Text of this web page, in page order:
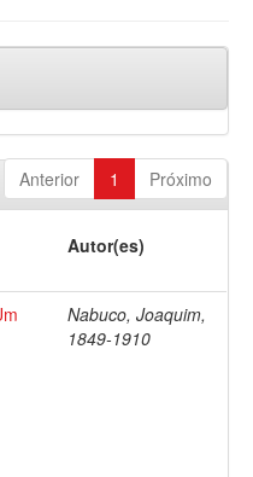
Anterior 1 Próximo
Autor(es)
Nabuco, Joaquim,
1849-1910